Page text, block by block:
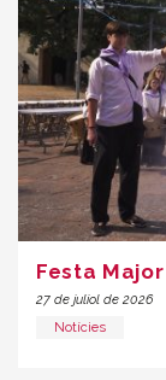
Festa
27 de juliol de 2026
Notícies